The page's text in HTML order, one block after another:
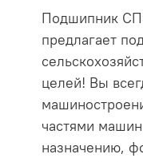
Подшипник
предлагает
целей! Вы
частями
назначению,